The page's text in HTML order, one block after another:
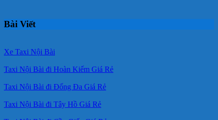
Bài Viết
Xe Taxi Nội Bài
Taxi Nội Bài đi Hoàn Kiếm Giá Rẻ
Taxi Nội Bài đi Đống Đa Giá Rẻ
Taxi Nội Bài đi Tây Hồ Giá Rẻ